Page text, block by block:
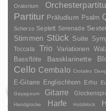
Oratorium
Partitur Präludium Psalm
Scherzo Septett Serenade
Stimmen Stück Suite
Toccata Trio Variationen
Bassflöte Bassklarinette
Cello Cembalo Crotales
E-Gitarre Englischhorn Erhu
Gayageum
Gitarre
Handglocke
Harfe Holzblock